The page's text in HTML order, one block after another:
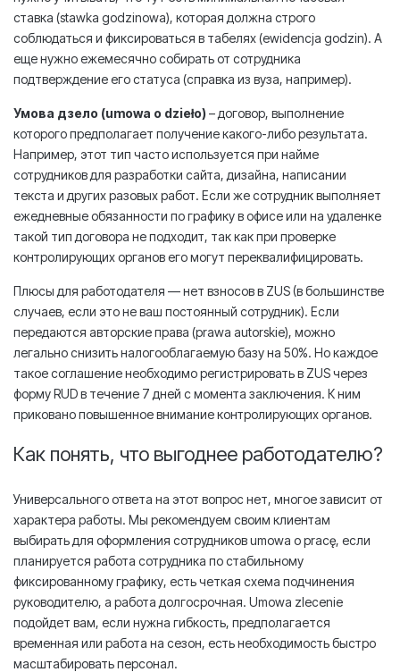
ставка (stawka godzinowa), которая должна строго
соблюдаться и фиксироваться в табелях (ewidencja godzin). А
еще нужно ежемесячно собирать от сотрудника
подтверждение его статуса (справка из вуза, например).
Умова дзело (umowa o dzieło) – договор, выполнение
которого предполагает получение какого-либо результата.
Например, этот тип часто используется при найме
сотрудников для разработки сайта, дизайна, написании
текста и других разовых работ. Если же сотрудник выполняет
ежедневные обязанности по графику в офисе или на удаленке
такой тип договора не подходит, так как при проверке
контролирующих органов его могут переквалифицировать.
Плюсы для работодателя — нет взносов в ZUS (в большинстве
случаев, если это не ваш постоянный сотрудник). Если
передаются авторские права (prawa autorskie), можно
легально снизить налогооблагаемую базу на 50%. Но каждое
такое соглашение необходимо регистрировать в ZUS через
форму RUD в течение 7 дней с момента заключения. К ним
приковано повышенное внимание контролирующих органов.
Как понять, что выгоднее работодателю?
Универсального ответа на этот вопрос нет, многое зависит от
характера работы. Мы рекомендуем своим клиентам
выбирать для оформления сотрудников umowa o pracę, если
планируется работа сотрудника по стабильному
фиксированному графику, есть четкая схема подчинения
руководителю, а работа долгосрочная. Umowa zlecenie
подойдет вам, если нужна гибкость, предполагается
временная или работа на сезон, есть необходимость быстро
масштабировать персонал.